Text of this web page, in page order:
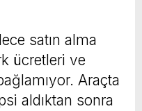
satın alma
ücretleri ve
Araçta
aldıktan sonra